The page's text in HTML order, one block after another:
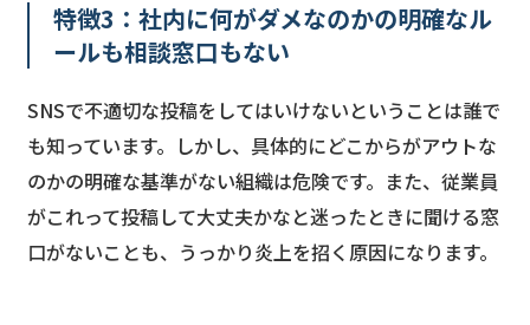
特徴3：社内に何がダメなのかの明確なル
ールも相談窓口もない
SNSで不適切な投稿をしてはいけないということは誰で
も知っています。しかし、具体的にどこからがアウトな
のかの明確な基準がない組織は危険です。また、従業員
がこれって投稿して大丈夫かなと迷ったときに聞ける窓
口がないことも、うっかり炎上を招く原因になります。